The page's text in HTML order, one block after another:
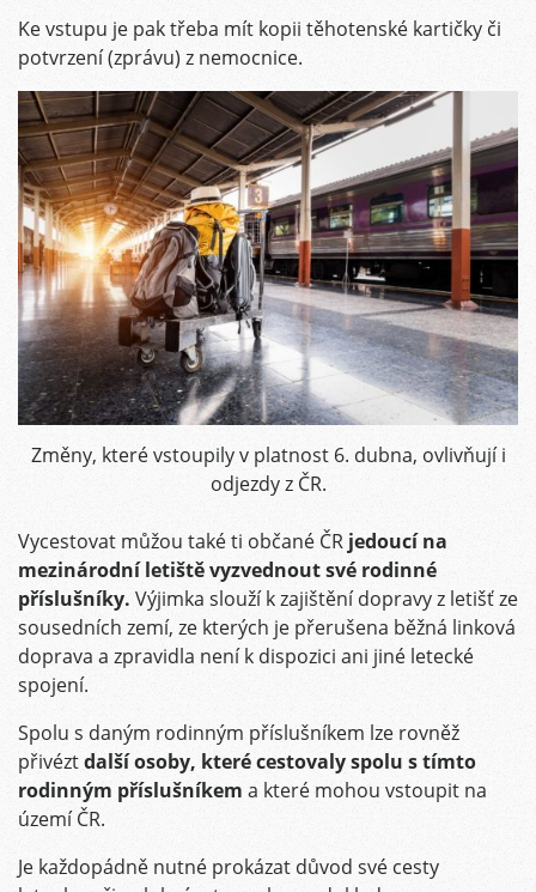
Ke vstupu je pak třeba mít kopii těhotenské kartičky či
potvrzení (zprávu) z nemocnice.
Změny, které vstoupily v platnost 6. dubna, ovlivňují i
odjezdy z ČR.
Vycestovat můžou také ti občané ČR jedoucí na
mezinárodní letiště vyzvednout své rodinné
příslušníky. Výjimka slouží k zajištění dopravy z letišť ze
sousedních zemí, ze kterých je přerušena běžná linková
doprava a zpravidla není k dispozici ani jiné letecké
spojení.
Spolu s daným rodinným příslušníkem lze rovněž
přivéztdalší osoby, které cestovaly spolu s tímto
rodinným příslušníkem a které mohou vstoupit na
území ČR.
Je každopádně nutné prokázat důvod své cesty